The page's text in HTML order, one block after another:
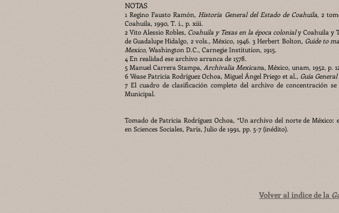
NOTAS
1 Regino Fausto Ramón,Historia General del Estado de Coahuila, 2
Coahuila, 1990, T. i., p. xiii.
2 Vito Alessio Robles, Coahuila y Texas en la época colonialy Coahuila y
de Guadalupe Hidalgo, 2 vols., México, 1946. 3 Herbert Bolton, Guide to
Mexico, Washington D.C., Carnegie Institution, 1915.
4 En realidad ese archivo arranca de 1578.
5 Manuel Carrera Stampa, Archivalia Mexicana, México, unam, 1952, p.
6 Véase Patricia Rodríguez Ochoa, Miguel Ángel Priego et al., Guía
7 El cuadro de clasificación completo del archivo de concentración
Municipal.
Tomado de Patricia Rodríguez Ochoa, “Un archivo del norte de
en Sciences Sociales, París, Julio de 1991, pp. 5-7 (inédito).
Volver al índice de la